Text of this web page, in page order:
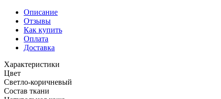
Описание
Отзывы
Как купить
Оплата
Доставка
Характеристики
Цвет
Светло-коричневый
Состав ткани